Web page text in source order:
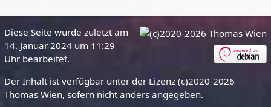
Diese Seite wurde zuletzt am
14. Januar 2024 um 11:29
Uhr bearbeitet.
Der Inhalt ist verfügbar unter der Lizenz (c)2020-2026
Thomas Wien, sofern nicht anders angegeben.